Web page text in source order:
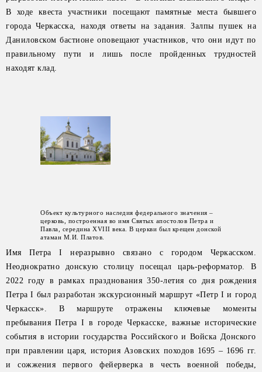
В ходе квеста участники посещают памятные места бывшего
города Черкасска, находя ответы на задания. Залпы пушек на
Даниловском бастионе оповещают участников, что они идут по
правильному пути и лишь после пройденных трудностей
находят клад.
Объект культурного наследия федерального значения –
церковь, построенная во имя Святых апостолов Петра и
Павла, середина XVIII века. В церкви был крещен донской
атаман М.И. Платов.
Имя Петра I неразрывно связано с городом Черкасском.
Неоднократно донскую столицу посещал царь-реформатор. В
2022 году в рамках празднования 350-летия со дня рождения
Петра I был разработан экскурсионный маршрут «Петр I и город
Черкасск». В маршруте отражены ключевые моменты
пребывания Петра I в городе Черкасске, важные исторические
события в истории государства Российского и Войска Донского
при правлении царя, история Азовских походов 1695 – 1696 гг.
и сожжения первого фейерверка в честь военной победы,